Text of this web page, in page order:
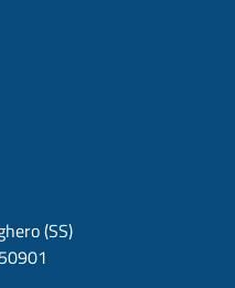
(SS)